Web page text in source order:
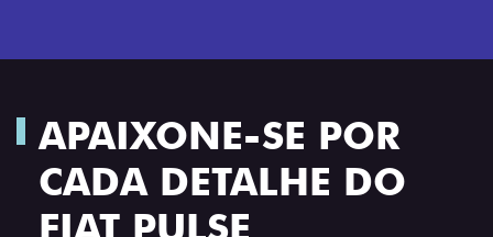
APAIXONE-SE POR
CADA DETALHE DO
FIAT PULSE